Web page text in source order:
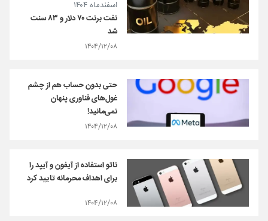
اسفندماه ۱۴۰۴
نفت برنت ۷۰ دلار و ۸۳ سنت
شد
۱۴۰۴/۱۲/۰۸
حتی بدون حساب هم از چشم
غول‌های فناوری پنهان
نمی‌مانید!
۱۴۰۴/۱۲/۰۸
ناتو استفاده از آیفون و آیپد را
برای اهداف محرمانه تایید کرد
۱۴۰۴/۱۲/۰۸